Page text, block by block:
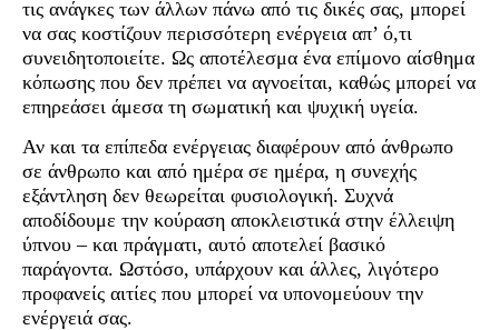
τις ανάγκες των άλλων πάνω από τις δικές σας, μπορεί
να σας κοστίζουν περισσότερη ενέργεια απ’ ό,τι
συνειδητοποιείτε. Ως αποτέλεσμα ένα επίμονο αίσθημα
κόπωσης που δεν πρέπει να αγνοείται, καθώς μπορεί να
επηρεάσει άμεσα τη σωματική και ψυχική υγεία.
Αν και τα επίπεδα ενέργειας διαφέρουν από άνθρωπο
σε άνθρωπο και από ημέρα σε ημέρα, η συνεχής
εξάντληση δεν θεωρείται φυσιολογική. Συχνά
αποδίδουμε την κούραση αποκλειστικά στην έλλειψη
ύπνου – και πράγματι, αυτό αποτελεί βασικό
παράγοντα. Ωστόσο, υπάρχουν και άλλες, λιγότερο
προφανείς αιτίες που μπορεί να υπονομεύουν την
ενέργειά σας.